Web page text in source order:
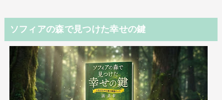
ソフィアの森で見つけた幸せの鍵